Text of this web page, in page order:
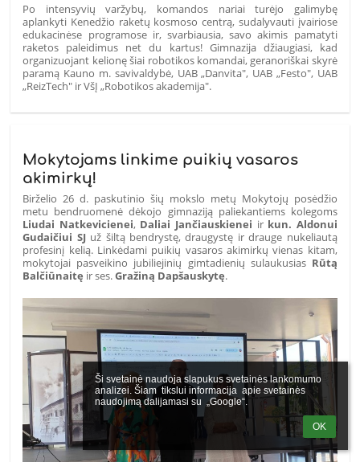
Ši svetainė naudoja slapukus svetainės lankomumo
analizei. Šiam  tikslui informacija  apie svetainės
naudojimą dalijamasi su  „Google“.
OK
Po intensyvių varžybų, komandos nariai turėjo galimybę
aplankyti Kenedžio raketų kosmoso centrą, sudalyvauti įvairiose
edukacinėse programose ir, svarbiausia, savo akimis pamatyti
raketos paleidimus net du kartus! Gimnazija džiaugiasi, kad
organizuojant kelionę šiai robotikos komandai, geranoriškai skyrė
paramą Kauno m. savivaldybė, UAB „Danvita", UAB „Festo", UAB
„ReizTech" ir VšĮ „Robotikos akademija".
Mokytojams linkime puikių vasaros
akimirkų!
Birželio 26 d. paskutinio šių mokslo metų Mokytojų posėdžio
metu bendruomenė dėkojo gimnaziją paliekantiems kolegoms
Liudai Natkevicienei, Daliai Jančiauskienei ir kun. Aldonui
Gudaičiui SJ už šiltą bendrystę, draugystę ir drauge nukeliautą
profesinį kelią. Linkėdami puikių vasaros akimirkų vienas kitam,
mokytojai pasveikino jubiliejinių gimtadienių sulaukusias Rūtą
Balčiūnaitę ir ses.Gražiną Dapšauskytę.